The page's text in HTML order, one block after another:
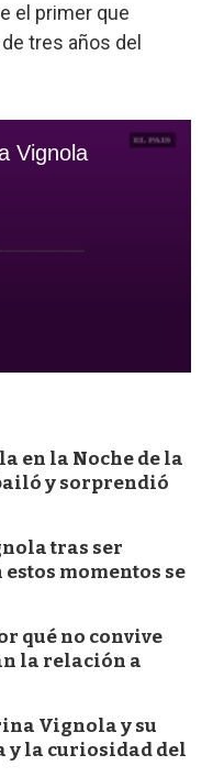
el primer que
tres años del
en la Noche de la
y sorprendió
tras ser
momentos se
qué no convive
la relación a
Vignola y su
y la curiosidad del